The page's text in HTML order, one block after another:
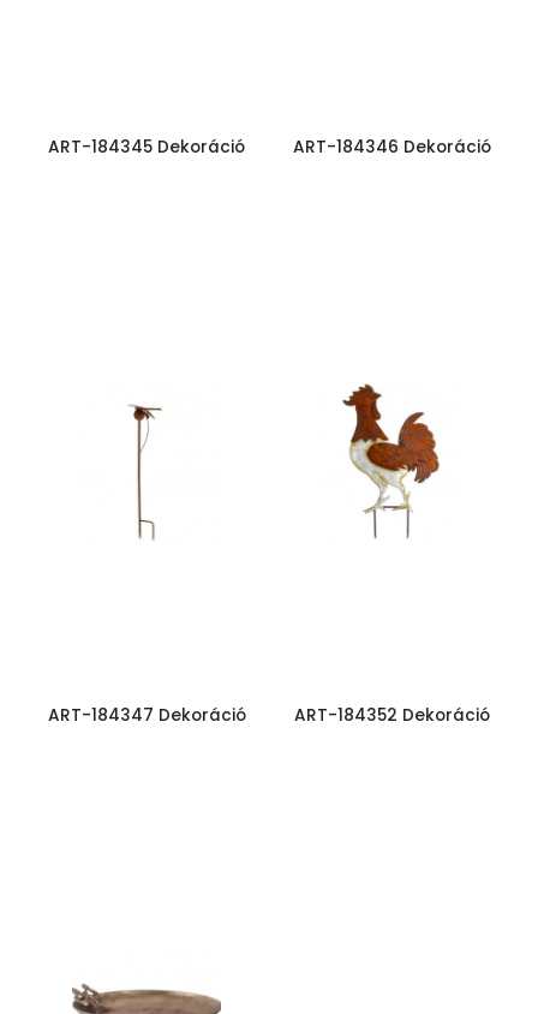
ART-184345 Dekoráció ART-184346 Dekoráció
ART-184347 Dekoráció ART-184352 Dekoráció